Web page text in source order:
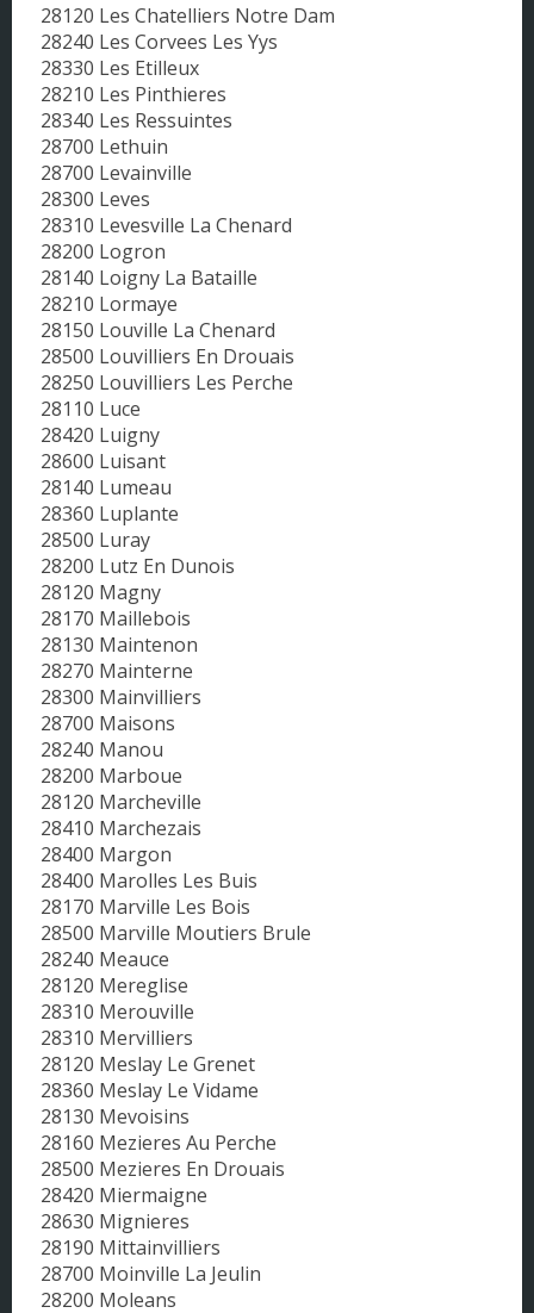
28120 Les Chatelliers Notre Dam
28240 Les Corvees Les Yys
28330 Les Etilleux
28210 Les Pinthieres
28340 Les Ressuintes
28700 Lethuin
28700 Levainville
28300 Leves
28310 Levesville La Chenard
28200 Logron
28140 Loigny La Bataille
28210 Lormaye
28150 Louville La Chenard
28500 Louvilliers En Drouais
28250 Louvilliers Les Perche
28110 Luce
28420 Luigny
28600 Luisant
28140 Lumeau
28360 Luplante
28500 Luray
28200 Lutz En Dunois
28120 Magny
28170 Maillebois
28130 Maintenon
28270 Mainterne
28300 Mainvilliers
28700 Maisons
28240 Manou
28200 Marboue
28120 Marcheville
28410 Marchezais
28400 Margon
28400 Marolles Les Buis
28170 Marville Les Bois
28500 Marville Moutiers Brule
28240 Meauce
28120 Mereglise
28310 Merouville
28310 Mervilliers
28120 Meslay Le Grenet
28360 Meslay Le Vidame
28130 Mevoisins
28160 Mezieres Au Perche
28500 Mezieres En Drouais
28420 Miermaigne
28630 Mignieres
28190 Mittainvilliers
28700 Moinville La Jeulin
28200 Moleans